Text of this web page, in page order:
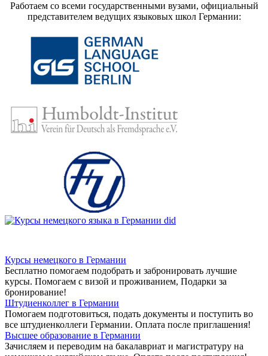
Работаем со всеми государственными вузами, официальный
представителем ведущих языковых школ Германии:
Курсы немецкого в Германии
Бесплатно помогаем подобрать и забронировать лучшие
курсы. Помогаем с визой и проживанием, Подарки за
бронирование!
Штудиенколлег в Германии
Помогаем подготовиться, подать документы и поступить во
все штудиенколлеги Германии. Оплата после приглашения!
Высшее образование в Германии
Зачисляем и переводим на бакалавриат и магистратуру на